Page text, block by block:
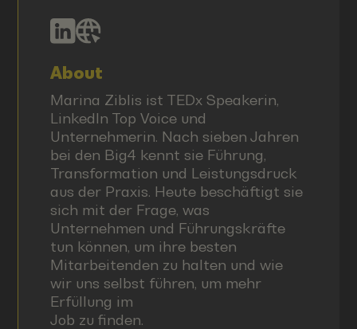
About
Marina Ziblis ist TEDx Speakerin,
LinkedIn Top Voice und
Unternehmerin. Nach sieben Jahren
bei den Big4 kennt sie Führung,
Transformation und Leistungsdruck
aus der Praxis. Heute beschäftigt sie
sich mit der Frage, was
Unternehmen und Führungskräfte
tun können, um ihre besten
Mitarbeitenden zu halten und wie
wir uns selbst führen, um mehr
Erfüllung im
Job zu finden.